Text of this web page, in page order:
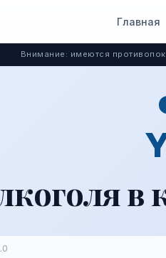
Главная
Внимание: имеются
в